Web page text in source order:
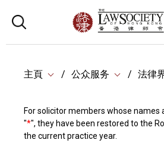
主頁 公众服务 法律
For solicitor members whose names
"*", they have been restored to the
the current practice year.